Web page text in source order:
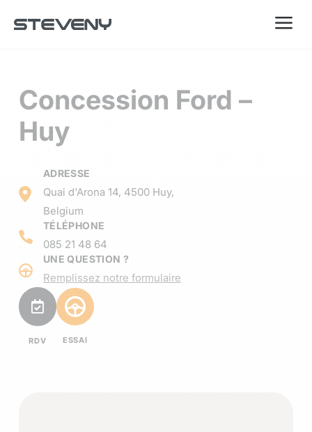
a
Concession Ford –
Huy
ADRESSE
Quai d'Arona 14, 4500 Huy,
Belgium
TÉLÉPHONE
085 21 48 64
UNE QUESTION ?
Remplissez notre formulaire
